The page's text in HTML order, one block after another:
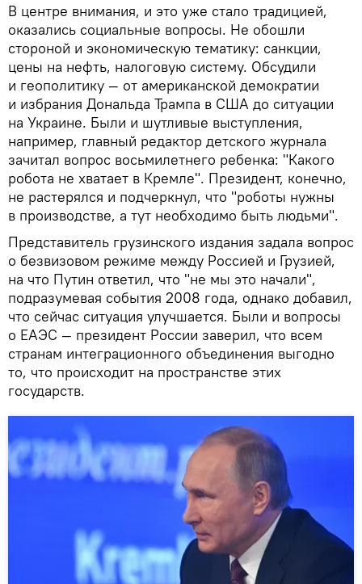
В центре внимания, и это уже стало традицией,
оказались социальные вопросы. Не обошли
стороной и экономическую тематику: санкции,
цены на нефть, налоговую систему. Обсудили
и геополитику — от американской демократии
и избрания Дональда Трампа в США до ситуации
на Украине. Были и шутливые выступления,
например, главный редактор детского журнала
зачитал вопрос восьмилетнего ребенка: "Какого
робота не хватает в Кремле". Президент, конечно,
не растерялся и подчеркнул, что "роботы нужны
в производстве, а тут необходимо быть людьми".
Представитель грузинского издания задала вопрос
о безвизовом режиме между Россией и Грузией,
на что Путин ответил, что "не мы это начали",
подразумевая события 2008 года, однако добавил,
что сейчас ситуация улучшается. Были и вопросы
о ЕАЭС — президент России заверил, что всем
странам интеграционного объединения выгодно
то, что происходит на пространстве этих
государств.